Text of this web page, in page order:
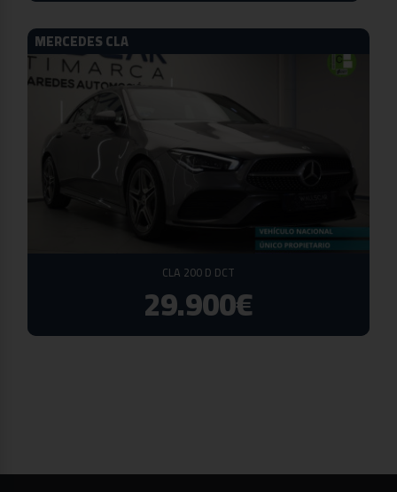
MERCEDES CLA
CLA 200 D DCT
29.900€